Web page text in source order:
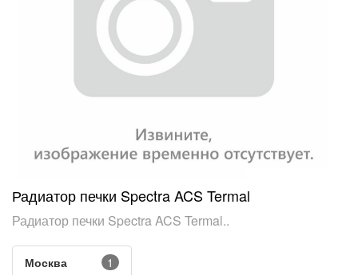
Радиатор печки Spectra ACS Termal
Радиатор печки Spectra ACS Termal..
Москва 1